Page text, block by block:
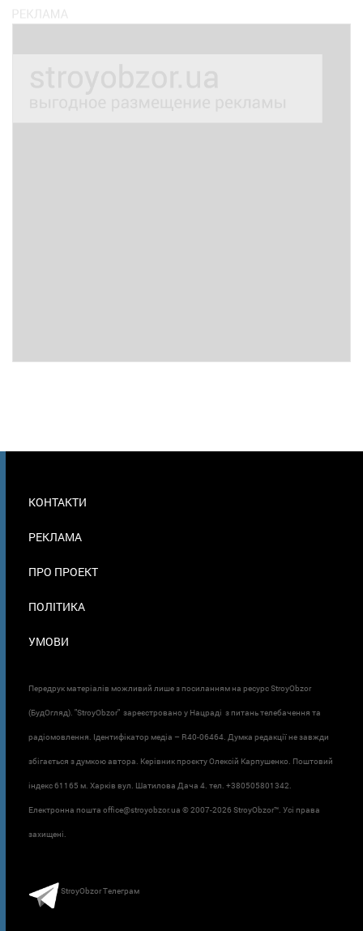
В
КОНТАКТИ
РЕКЛАМА
ПРО ПРОЕКТ
ПОЛІТИКА
УМОВИ
Передрук матеріалів можливий лише з посиланням на ресурс StroyObzor
(БудОгляд). "StroyObzor" зареєстровано у Нацраді з питань телебачення та
радіомовлення. Ідентифікатор медіа – R40-06464. Думка редакції не завжди
збігається з думкою автора. Керівник проєкту Олексій Карпушенко. Поштовий
індекс 61165 м. Харків вул. Шатилова Дача 4. тел. +380505801342.
Електронна пошта office@stroyobzor.ua © 2007-2026 StroyObzor™. Усі права
захищені.
StroyObzor Телеграм